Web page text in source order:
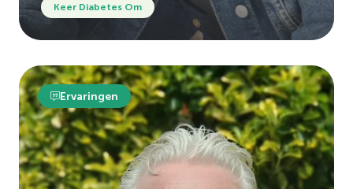
Keer Diabetes Om
Ervaringen